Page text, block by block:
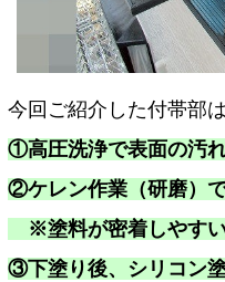
今回ご紹介した付帯部は
①高圧洗浄で表面の汚
②ケレン作業（研磨）
※塗料が密着しやす
③下塗り後、シリコン